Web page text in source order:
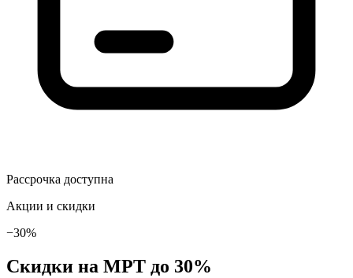
Рассрочка доступна
Акции и скидки
−30%
Скидки на МРТ до 30%